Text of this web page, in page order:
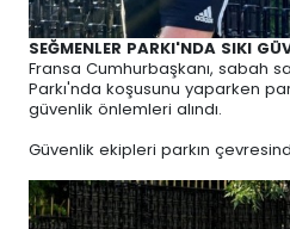
SEĞMENLER PARKI'NDA SIKI
Fransa Cumhurbaşkanı, sabah
Parkı'nda koşusunu yaparken
güvenlik önlemleri alındı.
Güvenlik ekipleri parkın